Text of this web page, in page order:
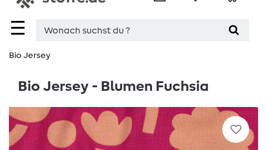
☰
Bio Jersey
Bio Jersey - Blumen Fuchsia